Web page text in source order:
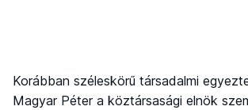
Korábban széleskörű társadalmi
Magyar Péter a köztársasági elnök